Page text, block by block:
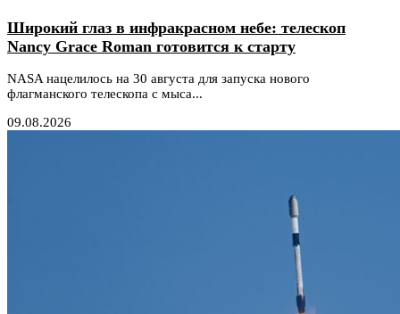
Широкий глаз в инфракрасном небе: телескоп
Nancy Grace Roman готовится к старту
NASA нацелилось на 30 августа для запуска нового
флагманского телескопа с мыса...
09.08.2026